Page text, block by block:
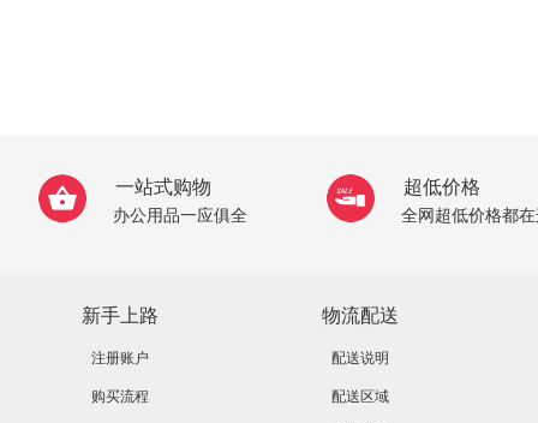
一站式购物
办公用品一应俱全
超低价格
全网超低价格都
新手上路
注册账户
购买流程
物流配送
配送说明
配送区域